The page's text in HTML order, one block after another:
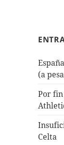
(a
Por
Celta